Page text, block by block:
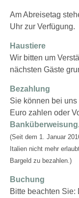
Am Abreisetag
Uhr zur Verfügung.
Haustiere
Wir bitten um
nächsten Gäste
Bezahlung
Sie können bei
Euro zahlen oder
Banküberweisung.
(Seit dem 1. Januar
Italien nicht mehr
Bargeld zu bezahlen.)
Buchung
Bitte beachten